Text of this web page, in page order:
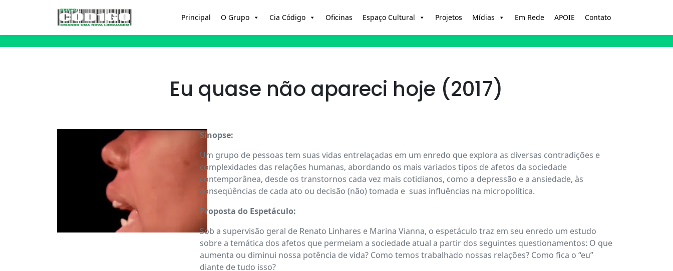
Principal O Grupo Cia Código Oficinas Espaço Cultural Projetos Mídias Em Rede APOIE Contato
Eu quase não apareci hoje (2017)
Sinopse:
Um grupo de pessoas tem suas vidas entrelaçadas em um enredo que explora as diversas contradições e
complexidades das relações humanas, abordando os mais variados tipos de afetos da sociedade
contemporânea, desde os transtornos cada vez mais cotidianos, como a depressão e a ansiedade, às
conseqüências de cada ato ou decisão (não) tomada e suas influências na micropolítica.
Proposta do Espetáculo:
Sob a supervisão geral de Renato Linhares e Marina Vianna, o espetáculo traz em seu enredo um estudo
sobre a temática dos afetos que permeiam a sociedade atual a partir dos seguintes questionamentos: O que
aumenta ou diminui nossa potência de vida? Como temos trabalhado nossas relações? Como fica o “eu”
diante de tudo isso?